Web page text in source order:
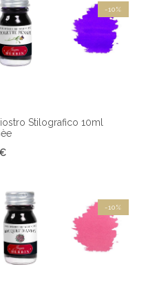
Stilografico 10ml
-10%
-10%